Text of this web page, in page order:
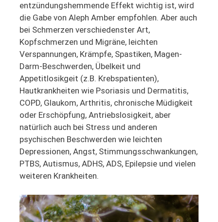
entzündungshemmende Effekt wichtig ist, wird
die Gabe von Aleph Amber empfohlen. Aber auch
bei Schmerzen verschiedenster Art,
Kopfschmerzen und Migräne, leichten
Verspannungen, Krämpfe, Spastiken, Magen-
Darm-Beschwerden, Übelkeit und
Appetitlosikgeit (z.B. Krebspatienten),
Hautkrankheiten wie Psoriasis und Dermatitis,
COPD, Glaukom, Arthritis, chronische Müdigkeit
oder Erschöpfung, Antriebslosigkeit, aber
natürlich auch bei Stress und anderen
psychischen Beschwerden wie leichten
Depressionen, Angst, Stimmungsschwankungen,
PTBS, Autismus, ADHS, ADS, Epilepsie und vielen
weiteren Krankheiten.